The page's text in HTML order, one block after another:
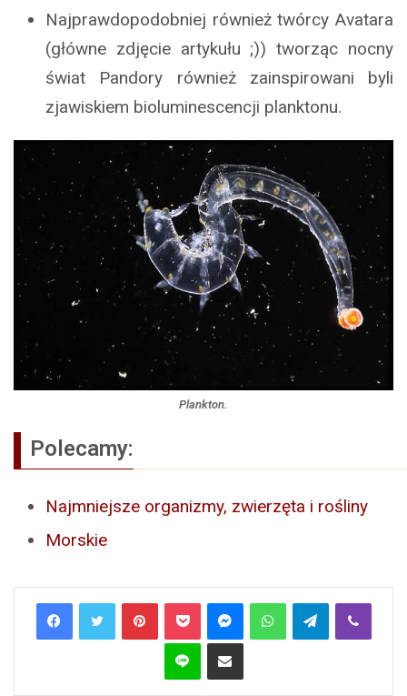
Najprawdopodobniej również twórcy Avatara
(główne zdjęcie artykułu ;)) tworząc nocny
świat Pandory również zainspirowani byli
zjawiskiem bioluminescencji planktonu.
Plankton.
Polecamy:
Najmniejsze organizmy, zwierzęta i rośliny
Morskie
PinterestPocket MessengerWhatsAppTelegramViber
Line Share via Email